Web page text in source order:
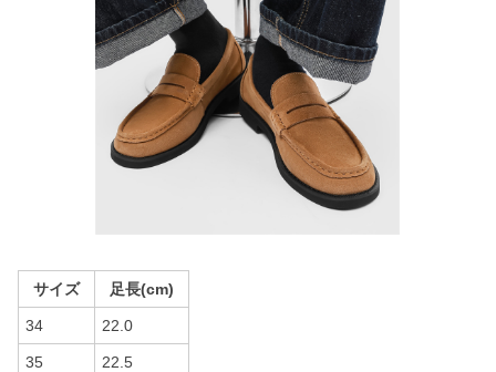
サイズ 足長(cm)
34 22.0
35 22.5